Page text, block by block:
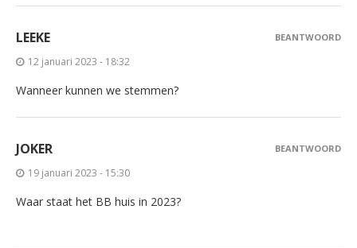
LEEKE
12 januari 2023 - 18:32
Wanneer kunnen we stemmen?
BEANTWOORD
JOKER
19 januari 2023 - 15:30
Waar staat het BB huis in 2023?
BEANTWOORD